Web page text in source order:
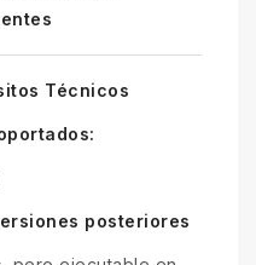
Técnicos
posteriores